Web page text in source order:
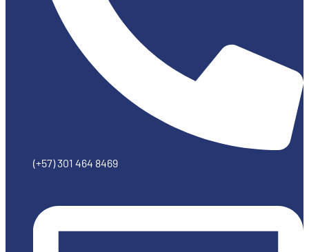
(+57) 301 464 8469